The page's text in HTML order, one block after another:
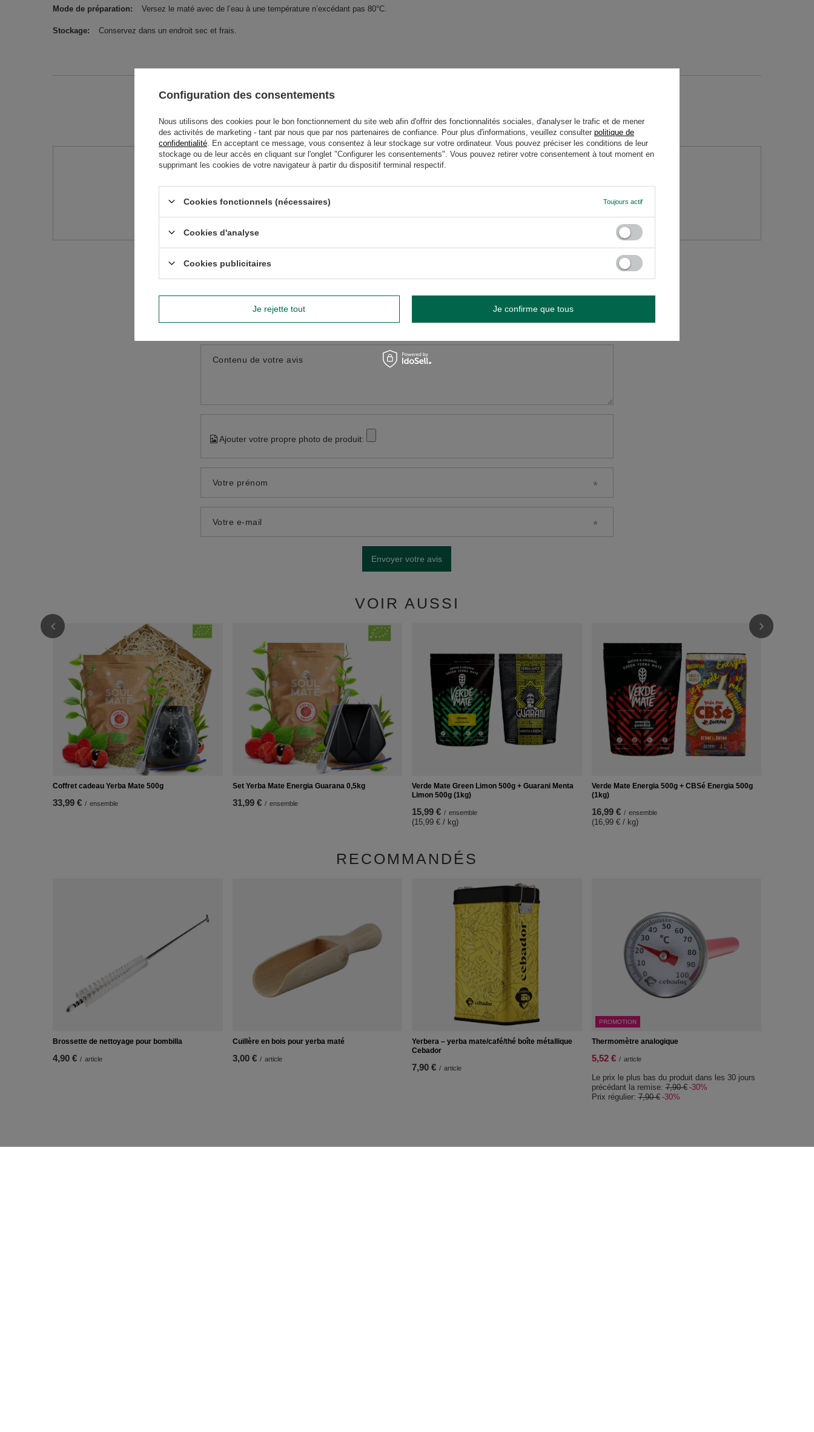
Mode de préparation Versez le maté avec de l’eau à une température n’excédant pas 80°C.
Stockage Conservez dans un endroit sec et frais.
GW
Avez-vous besoin d'aide ? Avez-vous des
questions ?
Posez votre question et nous vous répondrons rapidement. Les questions et les
consulter.
ÉCRIRE VOTRE AVIS
5/5
Contenu de votre avis
Ajouter votre propre photo de produit:
Votre prénom
Votre e-mail
Envoyer votre avis
VOIR AUSSI
Coffret cadeau Yerba Mate 500g
33,99 € / ensemble
Set Yerba Mate Energia Guarana 0,5kg
31,99 € / ensemble
Verde Mate Green Limon 500g + Guarani Menta
Limon 500g (1kg)
15,99 € / ensemble
(15,99 € / kg)
Verde Mate Energia 500g + CBSé Energia 500g
(1kg)
16,99 € / ensemble
(16,99 € / kg)
Set de
RECOMMANDÉS
Brossette de nettoyage pour bombilla
4,90 € / article
Cuillère en bois pour yerba maté
3,00 € / article
Yerbera – yerba mate/café/thé boîte métallique
Cebador
7,90 € / article
PROMOTION
Thermomètre analogique
5,52 € / article
Le prix le plus bas du produit dans les 30 jours
précédant la remise:7,90 € -30%
Prix régulier:7,90 € -30%
Configuration des consentements
Nous utilisons des cookies pour le bon fonctionnement du site web afin d'offrir des fonctionnalités sociales, d'analyser le trafic et de mener
des activités de marketing - tant par nous que par nos partenaires de confiance. Pour plus d'informations, veuillez consulter politique de
confidentialité . En acceptant ce message, vous consentez à leur stockage sur votre ordinateur. Vous pouvez préciser les conditions de leur
stockage ou de leur accès en cliquant sur l'onglet "Configurer les consentements". Vous pouvez retirer votre consentement à tout moment en
supprimant les cookies de votre navigateur à partir du dispositif terminal respectif.
Cookies fonctionnels (nécessaires) Toujours actif
Cookies d'analyse
Cookies publicitaires
Je rejette tout Je confirme que tous